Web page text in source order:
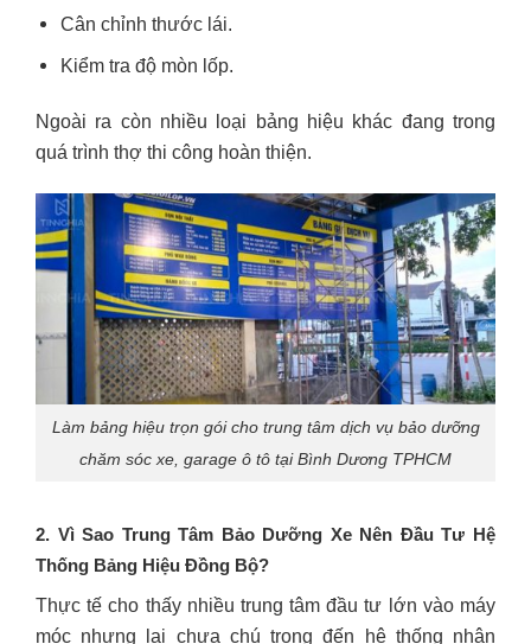
Cân chỉnh thước lái.
Kiểm tra độ mòn lốp.
Ngoài ra còn nhiều loại bảng hiệu khác đang trong
quá trình thợ thi công hoàn thiện.
Làm bảng hiệu trọn gói cho trung tâm dịch vụ bảo dưỡng
chăm sóc xe, garage ô tô tại Bình Dương TPHCM
2. Vì Sao Trung Tâm Bảo Dưỡng Xe Nên Đầu Tư Hệ
Thống Bảng Hiệu Đồng Bộ?
Thực tế cho thấy nhiều trung tâm đầu tư lớn vào máy
móc nhưng lại chưa chú trọng đến hệ thống nhận